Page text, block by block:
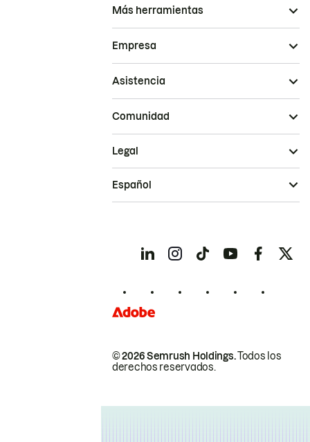
Más herramientas
Empresa
Asistencia
Comunidad
© 2026 Semrush Holdings.Todos los
derechos reservados.
Legal
Español